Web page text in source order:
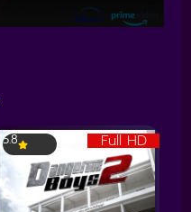
Full HD
5.8